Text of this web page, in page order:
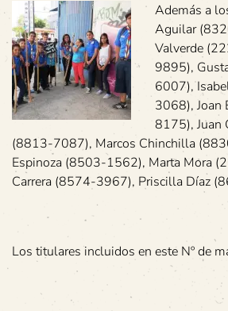
Además a
Aguilar
Valverde
9895),
6007),
3068), Joan
8175), Juan
(8813-7087), Marcos Chinchilla
Espinoza (8503-1562), Marta Mora
Carrera (8574-3967), Priscilla Díaz
Los titulares incluidos en este Nº de